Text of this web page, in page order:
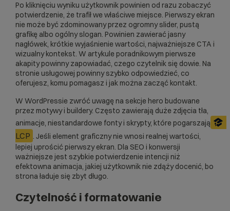
Po kliknięciu wyniku użytkownik powinien od razu zobaczyć
potwierdzenie, że trafił we właściwe miejsce. Pierwszy ekran
nie może być zdominowany przez ogromny slider, pustą
grafikę albo ogólny slogan. Powinien zawierać jasny
nagłówek, krótkie wyjaśnienie wartości, najważniejsze CTA i
wizualny kontekst. W artykule poradnikowym pierwsze
akapity powinny zapowiadać, czego czytelnik się dowie. Na
stronie usługowej powinny szybko odpowiedzieć, co
oferujesz, komu pomagasz i jak można zacząć kontakt.
W WordPressie zwróć uwagę na sekcje hero budowane
przez motywy i buildery. Często zawierają duże zdjęcia tła,
animacje, niestandardowe fonty i skrypty, które pogarszają
LCP . Jeśli element graficzny nie wnosi realnej wartości,
lepiej uprościć pierwszy ekran. Dla SEO i konwersji
ważniejsze jest szybkie potwierdzenie intencji niż
efektowna animacja, jakiej użytkownik nie zdąży docenić, bo
strona ładuje się zbyt długo.
Czytelność i formatowanie